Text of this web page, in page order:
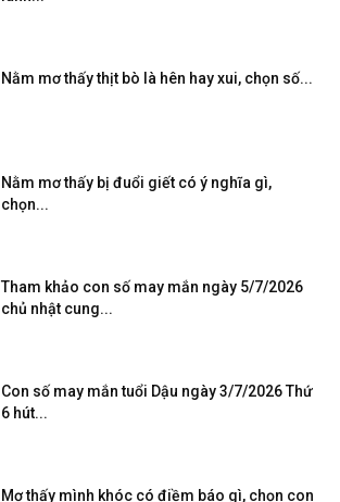
Nằm mơ thấy thịt bò là hên hay xui, chọn số...
Nằm mơ thấy bị đuổi giết có ý nghĩa gì,
chọn...
Tham khảo con số may mắn ngày 5/7/2026
chủ nhật cung...
Con số may mắn tuổi Dậu ngày 3/7/2026 Thứ
6 hút...
Mơ thấy mình khóc có điềm báo gì, chọn con